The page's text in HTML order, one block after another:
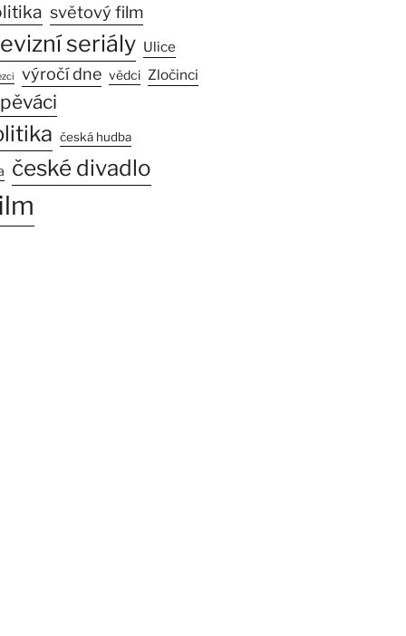
světový film
seriály Ulice
výročí dne vědci Zločinci
česká hudba
české divadlo